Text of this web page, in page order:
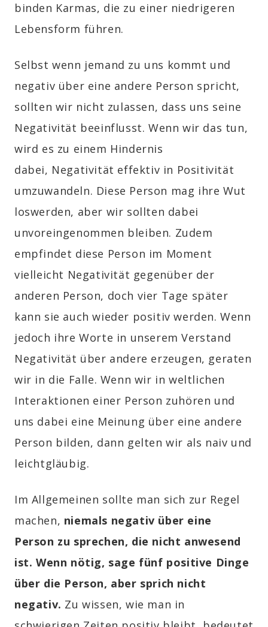
binden Karmas, die zu einer niedrigeren
Lebensform führen.
Selbst wenn jemand zu uns kommt und
negativ über eine andere Person spricht,
sollten wir nicht zulassen, dass uns seine
Negativität beeinflusst. Wenn wir das tun,
wird es zu einem Hindernis
dabei, Negativität effektiv in Positivität
umzuwandeln. Diese Person mag ihre Wut
loswerden, aber wir sollten dabei
unvoreingenommen bleiben. Zudem
empfindet diese Person im Moment
vielleicht Negativität gegenüber der
anderen Person, doch vier Tage später
kann sie auch wieder positiv werden. Wenn
jedoch ihre Worte in unserem Verstand
Negativität über andere erzeugen, geraten
wir in die Falle. Wenn wir in weltlichen
Interaktionen einer Person zuhören und
uns dabei eine Meinung über eine andere
Person bilden, dann gelten wir als naiv und
leichtgläubig.
Im Allgemeinen sollte man sich zur Regel
machen, niemals negativ über eine
Person zu sprechen, die nicht anwesend
ist. Wenn nötig, sage fünf positive Dinge
über die Person, aber sprich nicht
negativ. Zu wissen, wie man in